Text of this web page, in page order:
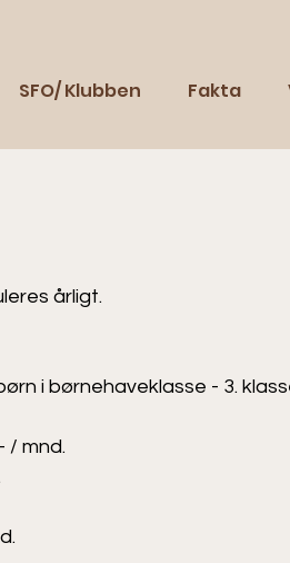
SFO/ Klubben Fakta
årligt.
i børnehaveklasse - 3.
/ mnd.